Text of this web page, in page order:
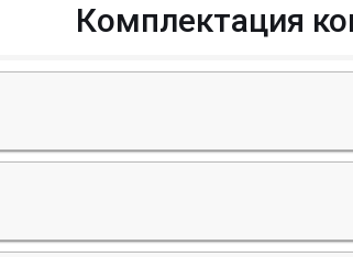
Комплектация